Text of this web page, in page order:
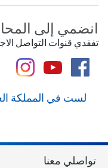
انضمي إلى
تفقدي قنوات التواصل
لست في المملكة
تواصلي معنا